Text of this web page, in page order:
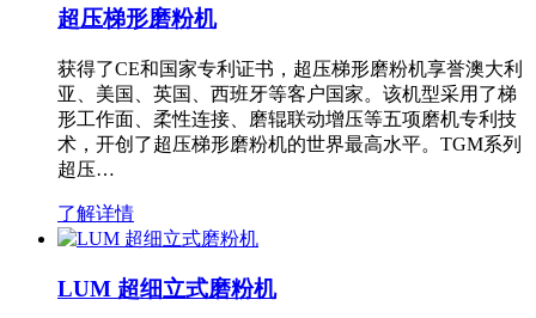
超压梯形磨粉机
获得了CE和国家专利证书，超压梯形磨粉机享誉澳大利
亚、美国、英国、西班牙等客户国家。该机型采用了梯
形工作面、柔性连接、磨辊联动增压等五项磨机专利技
术，开创了超压梯形磨粉机的世界最高水平。TGM系列
超压…
了解详情
LUM 超细立式磨粉机